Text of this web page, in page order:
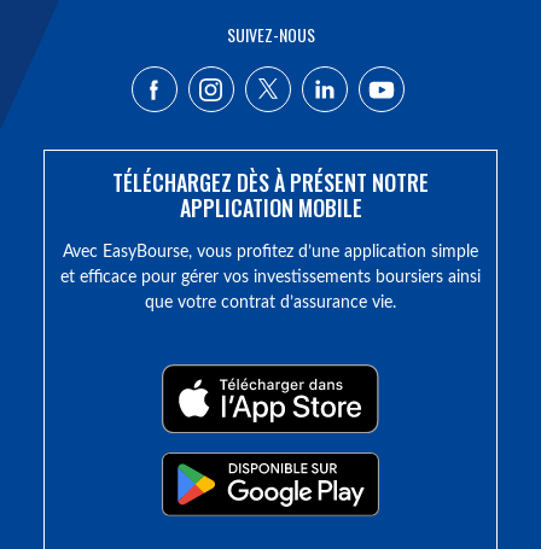
SUIVEZ-NOUS
TÉLÉCHARGEZ DÈS À PRÉSENT NOTRE
APPLICATION MOBILE
Avec EasyBourse, vous profitez d’une application simple
et efficace pour gérer vos investissements boursiers ainsi
que votre contrat d’assurance vie.